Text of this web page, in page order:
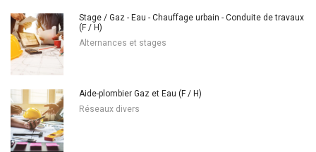
Stage / Gaz - Eau - Chauffage urbain - Conduite de travaux
(F / H)
Alternances et stages
Aide-plombier Gaz et Eau (F / H)
Réseaux divers